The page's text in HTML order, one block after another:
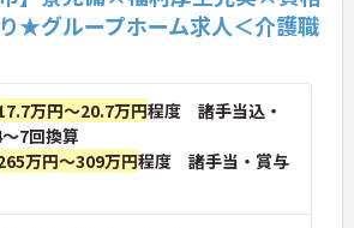
★グループホーム求人＜介護職
万円～20.7万円程度 諸手当込・
7回換算
万円～309万円程度 諸手当・賞与